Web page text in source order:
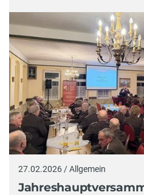
27.02.2026 / Allgemein